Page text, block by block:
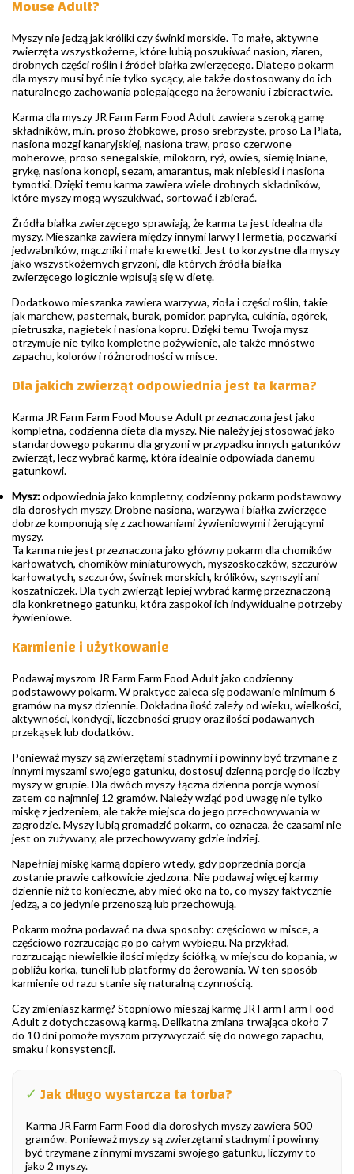
Mouse Adult?
Myszy nie jedzą jak króliki czy świnki morskie. To małe, aktywne
zwierzęta wszystkożerne, które lubią poszukiwać nasion, ziaren,
drobnych części roślin i źródeł białka zwierzęcego. Dlatego pokarm
dla myszy musi być nie tylko sycący, ale także dostosowany do ich
naturalnego zachowania polegającego na żerowaniu i zbieractwie.
Karma dla myszy JR Farm Farm Food Adult zawiera szeroką gamę
składników, m.in. proso żłobkowe, proso srebrzyste, proso La Plata,
nasiona mozgi kanaryjskiej, nasiona traw, proso czerwone
moherowe, proso senegalskie, milokorn, ryż, owies, siemię lniane,
grykę, nasiona konopi, sezam, amarantus, mak niebieski i nasiona
tymotki. Dzięki temu karma zawiera wiele drobnych składników,
które myszy mogą wyszukiwać, sortować i zbierać.
Źródła białka zwierzęcego sprawiają, że karma ta jest idealna dla
myszy. Mieszanka zawiera między innymi larwy Hermetia, poczwarki
jedwabników, mączniki i małe krewetki. Jest to korzystne dla myszy
jako wszystkożernych gryzoni, dla których źródła białka
zwierzęcego logicznie wpisują się w dietę.
Dodatkowo mieszanka zawiera warzywa, zioła i części roślin, takie
jak marchew, pasternak, burak, pomidor, papryka, cukinia, ogórek,
pietruszka, nagietek i nasiona kopru. Dzięki temu Twoja mysz
otrzymuje nie tylko kompletne pożywienie, ale także mnóstwo
zapachu, kolorów i różnorodności w misce.
Dla jakich zwierząt odpowiednia jest ta karma?
Karma JR Farm Farm Food Mouse Adult przeznaczona jest jako
kompletna, codzienna dieta dla myszy. Nie należy jej stosować jako
standardowego pokarmu dla gryzoni w przypadku innych gatunków
zwierząt, lecz wybrać karmę, która idealnie odpowiada danemu
gatunkowi.
Mysz:odpowiednia jako kompletny, codzienny pokarm podstawowy
dla dorosłych myszy. Drobne nasiona, warzywa i białka zwierzęce
dobrze komponują się z zachowaniami żywieniowymi i żerującymi
myszy.
Ta karma nie jest przeznaczona jako główny pokarm dla chomików
karłowatych, chomików miniaturowych, myszoskoczków, szczurów
karłowatych, szczurów, świnek morskich, królików, szynszyli ani
koszatniczek. Dla tych zwierząt lepiej wybrać karmę przeznaczoną
dla konkretnego gatunku, która zaspokoi ich indywidualne potrzeby
żywieniowe.
Karmienie i użytkowanie
Podawaj myszom JR Farm Farm Food Adult jako codzienny
podstawowy pokarm. W praktyce zaleca się podawanie minimum 6
gramów na mysz dziennie. Dokładna ilość zależy od wieku, wielkości,
aktywności, kondycji, liczebności grupy oraz ilości podawanych
przekąsek lub dodatków.
Ponieważ myszy są zwierzętami stadnymi i powinny być trzymane z
innymi myszami swojego gatunku, dostosuj dzienną porcję do liczby
myszy w grupie. Dla dwóch myszy łączna dzienna porcja wynosi
zatem co najmniej 12 gramów. Należy wziąć pod uwagę nie tylko
miskę z jedzeniem, ale także miejsca do jego przechowywania w
zagrodzie. Myszy lubią gromadzić pokarm, co oznacza, że czasami nie
jest on zużywany, ale przechowywany gdzie indziej.
Napełniaj miskę karmą dopiero wtedy, gdy poprzednia porcja
zostanie prawie całkowicie zjedzona. Nie podawaj więcej karmy
dziennie niż to konieczne, aby mieć oko na to, co myszy faktycznie
jedzą, a co jedynie przenoszą lub przechowują.
Pokarm można podawać na dwa sposoby: częściowo w misce, a
częściowo rozrzucając go po całym wybiegu. Na przykład,
rozrzucając niewielkie ilości między ściółką, w miejscu do kopania, w
pobliżu korka, tuneli lub platformy do żerowania. W ten sposób
karmienie od razu stanie się naturalną czynnością.
Czy zmieniasz karmę? Stopniowo mieszaj karmę JR Farm Farm Food
Adult z dotychczasową karmą. Delikatna zmiana trwająca około 7
do 10 dni pomoże myszom przyzwyczaić się do nowego zapachu,
smaku i konsystencji.
✓ Jak długo wystarcza ta torba?
Karma JR Farm Farm Food dla dorosłych myszy zawiera 500
gramów. Ponieważ myszy są zwierzętami stadnymi i powinny
być trzymane z innymi myszami swojego gatunku, liczymy to
jako 2 myszy.